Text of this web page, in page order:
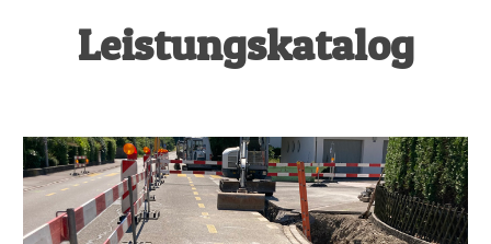
Leistungskatalog